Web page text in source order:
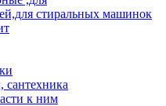
стиральных машинок
сантехника
к ним